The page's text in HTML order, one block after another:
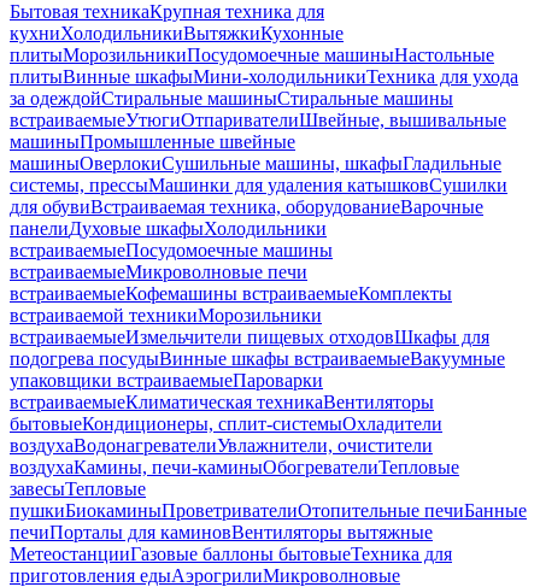
Бытовая техникаКрупная техника для
кухниХолодильникиВытяжкиКухонные
плитыМорозильникиПосудомоечные машиныНастольные
плитыВинные шкафыМини-холодильникиТехника для ухода
за одеждойСтиральные машиныСтиральные машины
встраиваемыеУтюгиОтпаривателиШвейные, вышивальные
машиныПромышленные швейные
машиныОверлокиСушильные машины, шкафыГладильные
системы, прессыМашинки для удаления катышковСушилки
для обувиВстраиваемая техника, оборудованиеВарочные
панелиДуховые шкафыХолодильники
встраиваемыеПосудомоечные машины
встраиваемыеМикроволновые печи
встраиваемыеКофемашины встраиваемыеКомплекты
встраиваемой техникиМорозильники
встраиваемыеИзмельчители пищевых отходовШкафы для
подогрева посудыВинные шкафы встраиваемыеВакуумные
упаковщики встраиваемыеПароварки
встраиваемыеКлиматическая техникаВентиляторы
бытовыеКондиционеры, сплит-системыОхладители
воздухаВодонагревателиУвлажнители, очистители
воздухаКамины, печи-каминыОбогревателиТепловые
завесыТепловые
пушкиБиокаминыПроветривателиОтопительные печиБанные
печиПорталы для каминовВентиляторы вытяжные
МетеостанцииГазовые баллоны бытовыеТехника для
приготовления едыАэрогрилиМикроволновые